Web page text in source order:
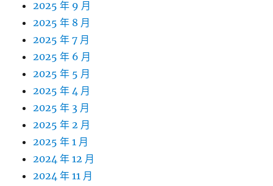
2025 年 9 月
2025 年 8 月
2025 年 7 月
2025 年 6 月
2025 年 5 月
2025 年 4 月
2025 年 3 月
2025 年 2 月
2025 年 1 月
2024 年 12 月
2024 年 11 月